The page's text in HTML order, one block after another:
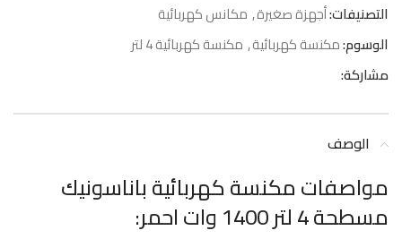
التصنيفات:أجهزة صغيرة, مكانس كهربائية
الوسوم:مكنسة كهربائية, مكنسة كهربائية 4 لتر
مشاركة:
الوصف
مواصفات مكنسة كهربائية باناسونيك
مسطحة 4 لتر 1400 وات احمر: